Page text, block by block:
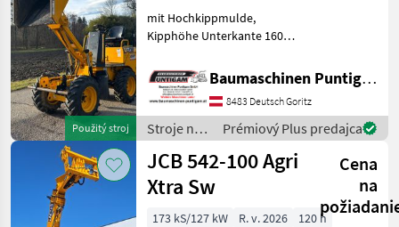
Použitý stroj
mit Hochkippmulde,
Kipphöhe Unterkante 160
Durchfahrtsbreite 1.100
mm, Referenznummer:
3425 Baumaschinen
Puntigam GmbH Unser
Spezialgebiet:
Baumaschinen Puntigam GmbH
8483 Deutsch Goritz
Stroje na
stavbu /
JCB
Prémiový Plus predajca
JCB 542-100 Agri
Xtra Sw
Cena
na
173 kS/127 kW R. v. 2026
120 h